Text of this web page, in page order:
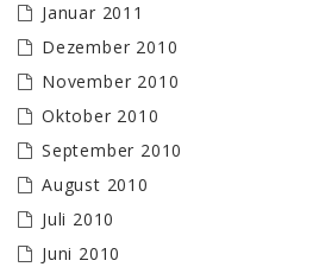
Januar 2011
Dezember 2010
November 2010
Oktober 2010
September 2010
August 2010
Juli 2010
Juni 2010